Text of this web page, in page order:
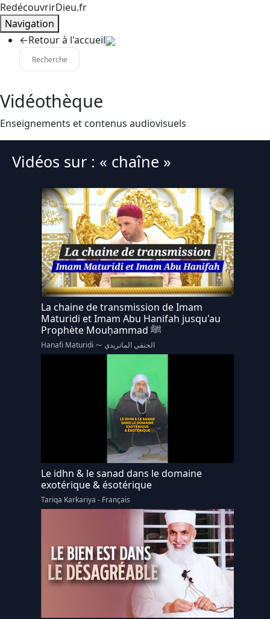
RedécouvrirDieu.fr
Navigation
←Retour à l'accueil
Vidéothèque
Enseignements et contenus audiovisuels
Vidéos sur : « chaîne »
La chaine de transmission de Imam
Maturidi et Imam Abu Hanifah jusqu'au
Prophète Mouḥammad ﷺ
Hanafi Maturidi ⁓ الحنفي الماتريدي
Le idhn & le sanad dans le domaine
exotérique & ésotérique
Tariqa Karkariya - Français